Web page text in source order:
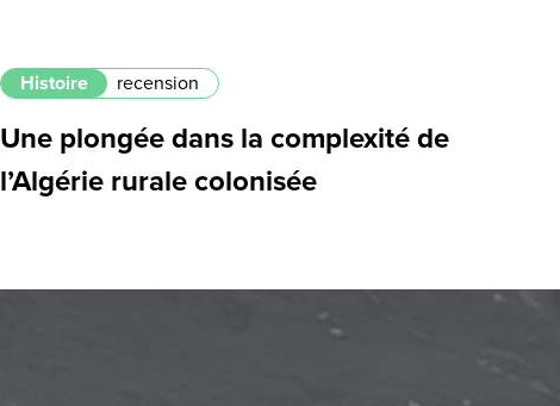
Histoire recension
Une plongée dans la complexité de
l’Algérie rurale colonisée